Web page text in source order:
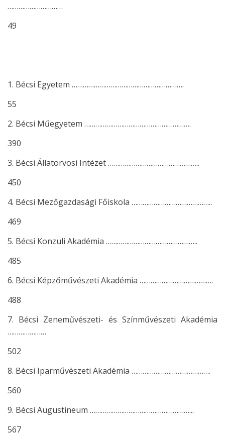
…………………………
49
1. Bécsi Egyetem …………………………………………………….
55
2. Bécsi Műegyetem ………………………………………………….
390
3. Bécsi Állatorvosi Intézet …………………………………………..
450
4. Bécsi Mezőgazdasági Főiskola ……………………………………..
469
5. Bécsi Konzuli Akadémia …………………………………………..
485
6. Bécsi Képzőművészeti Akadémia ………………………………….
488
7. Bécsi Zeneművészeti- és Színművészeti Akadémia
…………………
502
8. Bécsi Iparművészeti Akadémia …………………………………….
560
9. Bécsi Augustineum ………………………………………………...
567